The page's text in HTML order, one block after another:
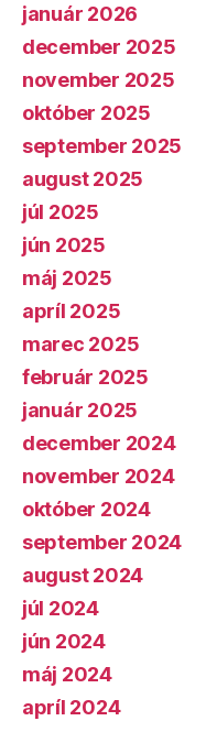
január 2026
december 2025
november 2025
október 2025
september 2025
august 2025
júl 2025
jún 2025
máj 2025
apríl 2025
marec 2025
február 2025
január 2025
december 2024
november 2024
október 2024
september 2024
august 2024
júl 2024
jún 2024
máj 2024
apríl 2024